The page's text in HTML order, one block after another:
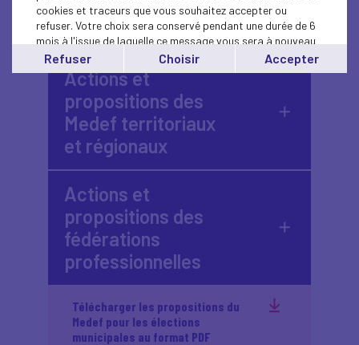
Martin, président du
Medef
Actions et
propositions des
Medef territoriaux
et régionaux
Actions et
propositions des
fédérations
professionnelles
Télécharger les propositions du
Medef pour les élections
municipales au format PDF
cookies et traceurs que vous souhaitez accepter ou
refuser. Votre choix sera conservé pendant une durée de 6
mois à l'issue de laquelle ce message vous sera à nouveau
affiché..
Vous pouvez modifier votre choix à tout moment en
cliquant sur le lien'cookies'
Refuser Choisir Accepter